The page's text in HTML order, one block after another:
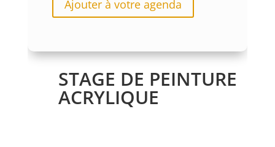
Ajouter à votre agenda
STAGE DE PEINTURE
ACRYLIQUE